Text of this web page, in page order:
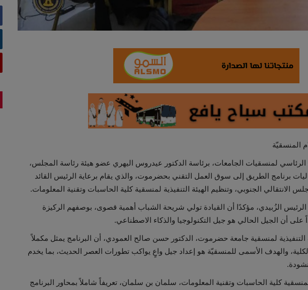
المنسقيّة
الرئاسي لمنسقيات الجامعات، برئاسة الدكتور عيدروس اليهري عضو هيئة رئاسة المجلس،
برنامج الطريق إلى سوق العمل التقني بحضرموت، والذي يقام برعاية الرئيس القائد
الانتقالي الجنوبي، وتنظيم الهيئة التنفيذية لمنسقية كلية الحاسبات وتقنية المعلومات.
الرئيس الزُبيدي، مؤكدًا أن القيادة تولي شريحة الشباب أهمية قصوى، بوصفهم الركيزة
على أن الجيل الحالي هو جيل التكنولوجيا والذكاء الاصطناعي.
لمنسقية جامعة حضرموت، الدكتور حسن صالح العمودي، أن البرنامج يمثل مكملاً
والهدف الأسمى للمنسقيّة هو إعداد جيل واعٍ يواكب تطورات العصر الحديث، بما يخدم
كلية الحاسبات وتقنية المعلومات، سلمان بن سلمان، تعريفاً شاملاً بمحاور البرنامج